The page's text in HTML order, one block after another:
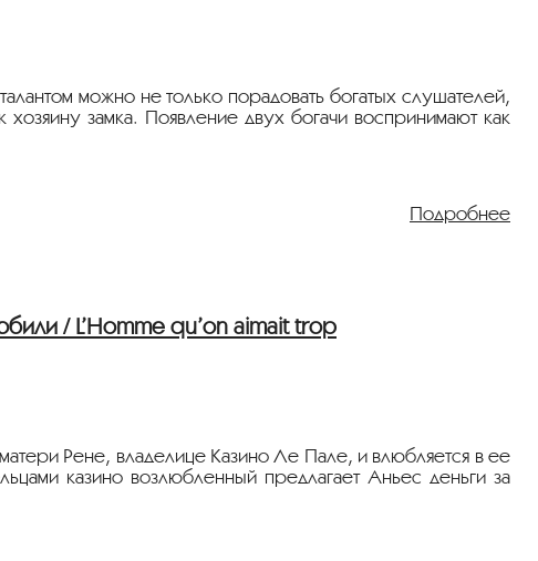
можно не только порадовать богатых слушателей,
замка. Появление двух богачи воспринимают как
Подробнее
/ L’Homme qu’on aimait trop
Рене, владелице Казино Ле Пале, и влюбляется в ее
казино возлюбленный предлагает Аньес деньги за